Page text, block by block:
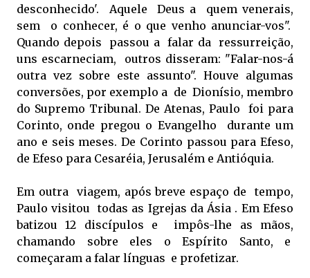
desconhecido'. Aquele Deus a quem venerais,
sem o conhecer, é o que venho anunciar-vos".
Quando depois passou a falar da ressurreição,
uns escarneciam, outros disseram: "Falar-nos-á
outra vez sobre este assunto". Houve algumas
conversões, por exemplo a de Dionísio, membro
do Supremo Tribunal. De Atenas, Paulo foi para
Corinto, onde pregou o Evangelho durante um
ano e seis meses. De Corinto passou para Efeso,
de Efeso para Cesaréia, Jerusalém e Antióquia.
Em outra viagem, após breve espaço de tempo,
Paulo visitou todas as Igrejas da Ásia . Em Efeso
batizou 12 discípulos e impôs-lhe as mãos,
chamando sobre eles o Espírito Santo, e
começaram a falar línguas e profetizar.